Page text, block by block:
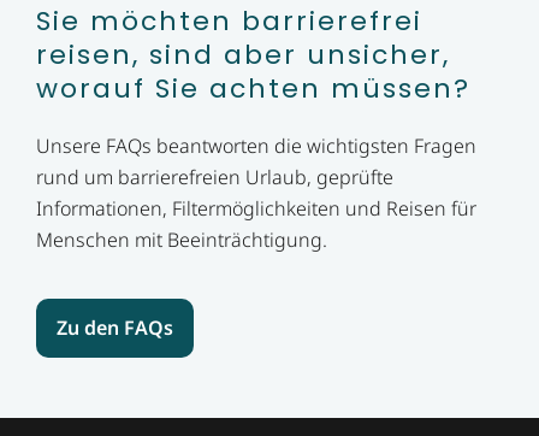
Sie möchten barrierefrei
reisen, sind aber unsicher,
worauf Sie achten müssen?
Unsere FAQs beantworten die wichtigsten Fragen
rund um barrierefreien Urlaub, geprüfte
Informationen, Filtermöglichkeiten und Reisen für
Menschen mit Beeinträchtigung.
Zu den FAQs